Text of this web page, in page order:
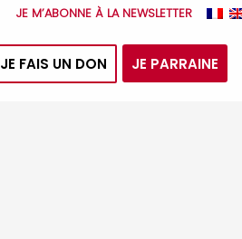
JE M’ABONNE À LA NEWSLETTER
JE FAIS UN DON JE PARRAINE